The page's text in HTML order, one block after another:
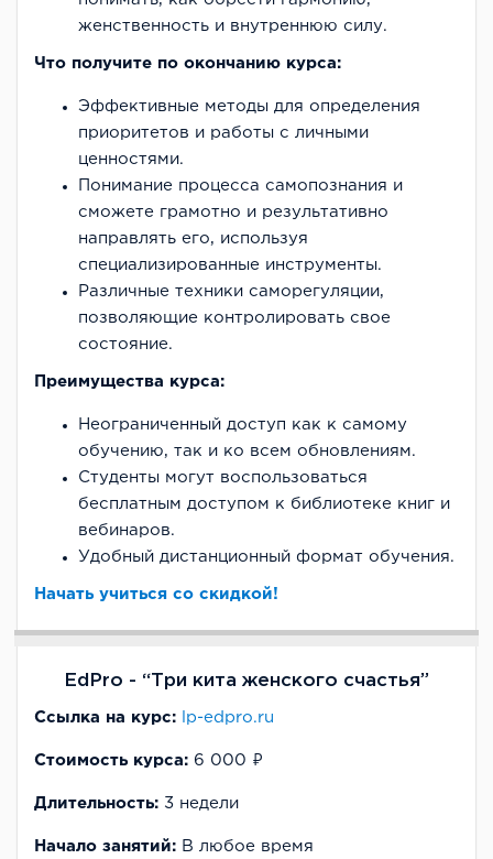
женственность и внутреннюю силу.
Что получите по окончанию курса:
Эффективные методы для определения
приоритетов и работы с личными
ценностями.
Понимание процесса самопознания и
сможете грамотно и результативно
направлять его, используя
специализированные инструменты.
Различные техники саморегуляции,
позволяющие контролировать свое
состояние.
Преимущества курса:
Неограниченный доступ как к самому
обучению, так и ко всем обновлениям.
Студенты могут воспользоваться
бесплатным доступом к библиотеке книг и
вебинаров.
Удобный дистанционный формат обучения.
Начать учиться со скидкой!
EdPro - “Три кита женского счастья”
Ссылка на курс: lp-edpro.ru
Стоимость курса: 6 000 ₽
Длительность: 3 недели
Начало занятий: В любое время